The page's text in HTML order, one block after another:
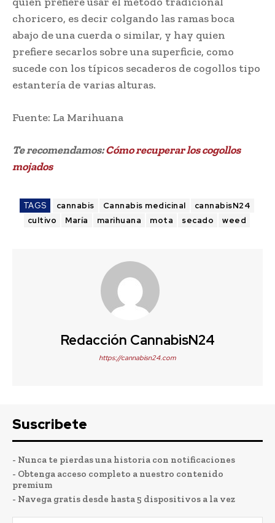
choricero, es decir colgando las ramas boca
abajo de una cuerda o similar, y hay quien
prefiere secarlos sobre una superficie, como
sucede con los típicos secaderos de cogollos tipo
estantería de varias alturas.
Fuente: La Marihuana
Te recomendamos:Cómo recuperar los cogollos
mojados
TAGS cannabis Cannabis medicinal
cannabisN24
cultivo
María marihuana mota secado weed
Redacción CannabisN24
https://cannabisn24.com
Suscribete
- Nunca te pierdas una historia con notificaciones
- Obtenga acceso completo a nuestro contenido
premium
- Navega gratis desde hasta 5 dispositivos a la vez